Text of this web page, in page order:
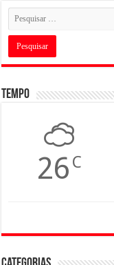
Tempo
26 C